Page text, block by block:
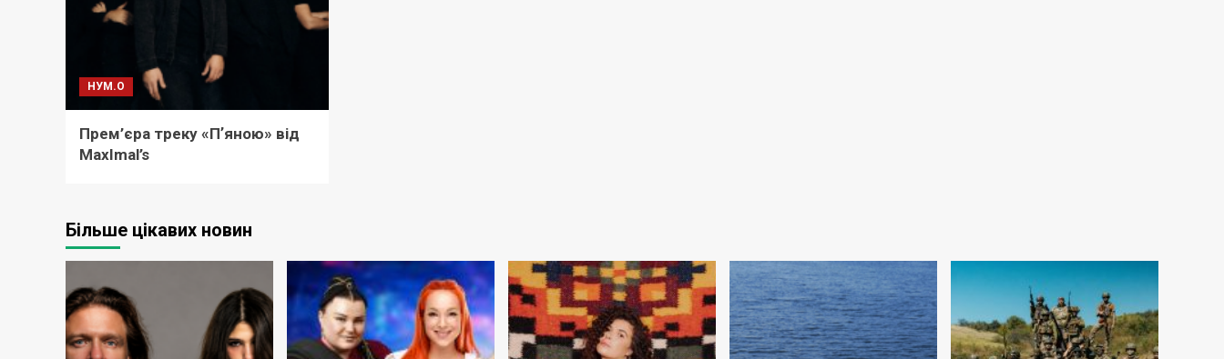
НУМ.О
Прем’єра треку «Пʼяною» від
MaxImal’s
Більше цікавих новин